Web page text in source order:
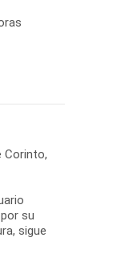
Corinto,
su
sigue